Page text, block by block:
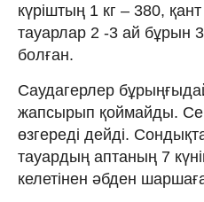
күріштың 1 кг – 380,
тауарлар 2 -3 ай бұрын
болған.
Саудагерлер
жапсырып қоймайды.
өзгереді дейді.
тауардың аптаның 7
келетінен әбден